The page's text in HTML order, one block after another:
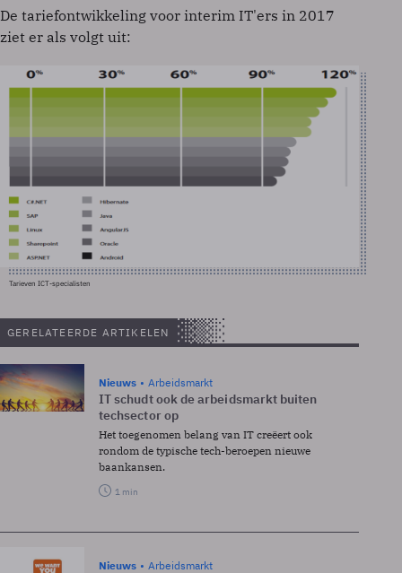
De tariefontwikkeling voor interim IT'ers in 2017
ziet er als volgt uit:
Tarieven ICT-specialisten
GERELATEERDE ARTIKELEN
Nieuws Arbeidsmarkt
IT schudt ook de arbeidsmarkt buiten
techsector op
Het toegenomen belang van IT creëert ook
rondom de typische tech-beroepen nieuwe
baankansen.
1 min
Nieuws Arbeidsmarkt